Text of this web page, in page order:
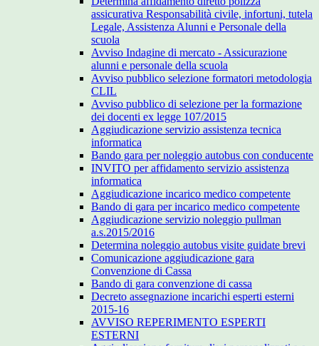
assicurativa Responsabilità civile, infortuni, tutela
Legale, Assistenza Alunni e Personale della
scuola
Avviso Indagine di mercato - Assicurazione
alunni e personale della scuola
Avviso pubblico selezione formatori metodologia
CLIL
Avviso pubblico di selezione per la formazione
dei docenti ex legge 107/2015
Aggiudicazione servizio assistenza tecnica
informatica
Bando gara per noleggio autobus con conducente
INVITO per affidamento servizio assistenza
informatica
Aggiudicazione incarico medico competente
Bando di gara per incarico medico competente
Aggiudicazione servizio noleggio pullman
a.s.2015/2016
Determina noleggio autobus visite guidate brevi
Comunicazione aggiudicazione gara
Convenzione di Cassa
Bando di gara convenzione di cassa
Decreto assegnazione incarichi esperti esterni
2015-16
AVVISO REPERIMENTO ESPERTI
ESTERNI